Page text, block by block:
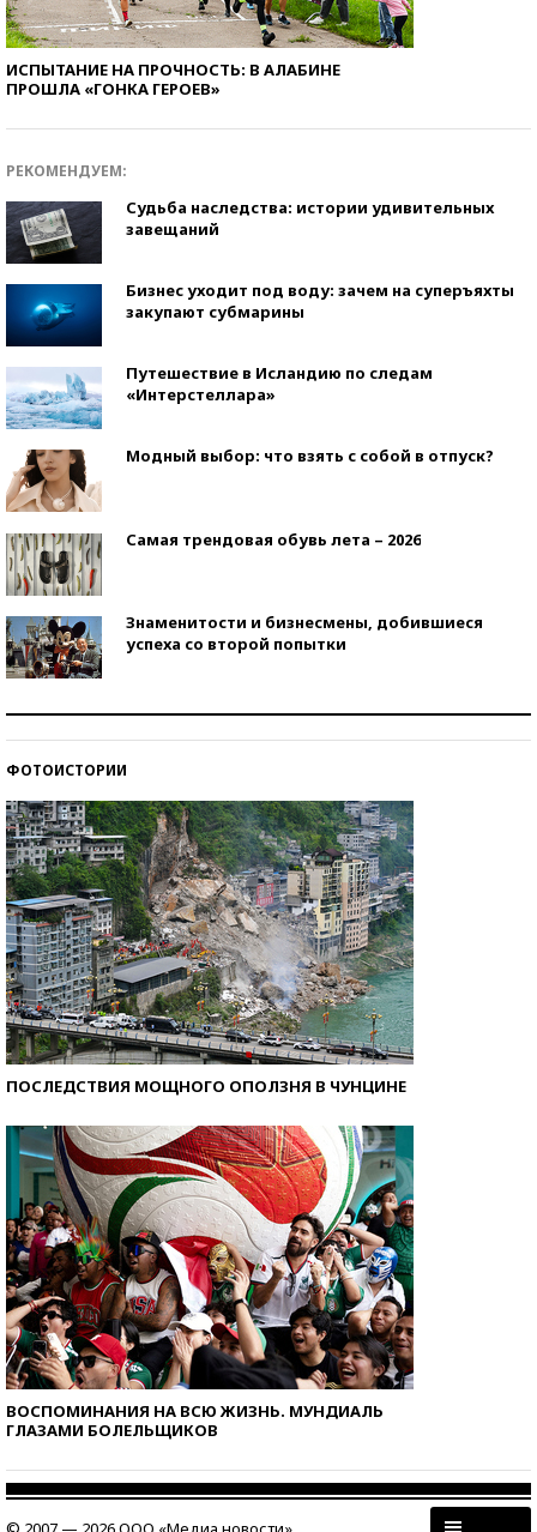
ИСПЫТАНИЕ НА ПРОЧНОСТЬ: В АЛАБИНЕ
ПРОШЛА «ГОНКА ГЕРОЕВ»
РЕКОМЕНДУЕМ:
Судьба наследства: истории удивительных
завещаний
Бизнес уходит под воду: зачем на суперъяхты
закупают субмарины
Путешествие в Исландию по следам
«Интерстеллара»
Модный выбор: что взять с собой в отпуск?
Самая трендовая обувь лета – 2026
Знаменитости и бизнесмены, добившиеся
успеха со второй попытки
ФОТОИСТОРИИ
ПОСЛЕДСТВИЯ МОЩНОГО ОПОЛЗНЯ В ЧУНЦИНЕ
ВОСПОМИНАНИЯ НА ВСЮ ЖИЗНЬ. МУНДИАЛЬ
ГЛАЗАМИ БОЛЕЛЬЩИКОВ